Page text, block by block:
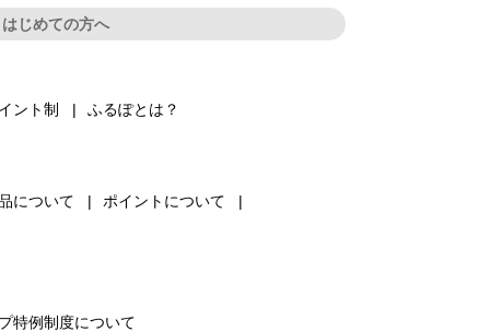
はじめての方へ
ント制 ふるぽとは？
について ポイントについて
特例制度について